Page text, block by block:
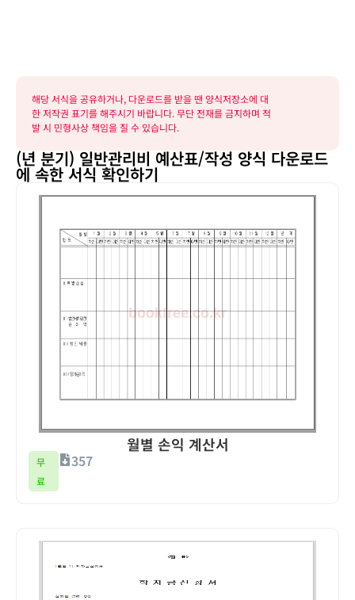
해당 서식을 공유하거나, 다운로드를 받을 땐 양식저장소에 대
한 저작권 표기를 해주시기 바랍니다. 무단 전재를 금지하며 적
발 시 민형사상 책임을 질 수 있습니다.
(년 분기) 일반관리비 예산표/작성 양식 다운로드
에 속한 서식 확인하기
월별 손익 계산서
무
료
357